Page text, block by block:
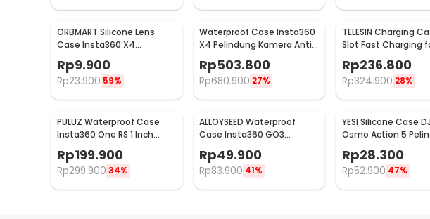
ORBMART Silicone Lens
Case Insta360 X4
Silikon - E2181
Rp9.900
Rp23.900 59%
Waterproof Case Insta360
X4 Pelindung Kamera Anti
Rp503.800
Rp680.900 27%
TELESIN Charging
Slot Fast Charging
Osmo Action 3/4 -
BCG-02-TDJ
Rp236.800
Rp324.900 28%
PULUZ Waterproof Case
Insta360 One RS 1 Inch
PL-361
Rp199.900
Rp299.900 34%
ALLOYSEED Waterproof
Case Insta360 GO3
AL3
Rp49.900
Rp83.900 41%
YESI Silicone Case
Osmo Action 5
Kamera Silikon - YS-5
Rp28.300
Rp52.900 47%